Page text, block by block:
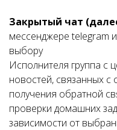
Закрытый чат
мессенджере telegram
выбору
Исполнителя группа с
новостей, связанных с
получения обратной
проверки домашних
зависимости от